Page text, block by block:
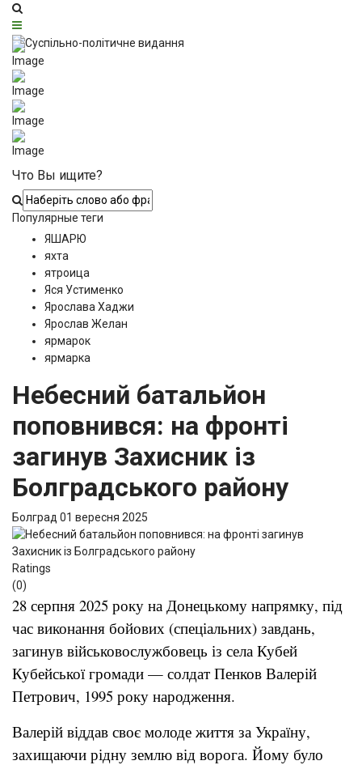
Что Вы ищите?
Популярные теги
ЯШАРЮ
яхта
ятроица
Яся Устименко
Ярослава Хаджи
Ярослав Желан
ярмарок
ярмарка
Небесний батальйон
поповнився: на фронті
загинув Захисник із
Болградського району
Болград 01 вересня 2025
Ratings
(0)
28 серпня 2025 року на Донецькому напрямку, під
час виконання бойових (спеціальних) завдань,
загинув військовослужбовець із села Кубей
Кубейської громади — солдат Пенков Валерій
Петрович, 1995 року народження.
Валерій віддав своє молоде життя за Україну,
захищаючи рідну землю від ворога. Йому було